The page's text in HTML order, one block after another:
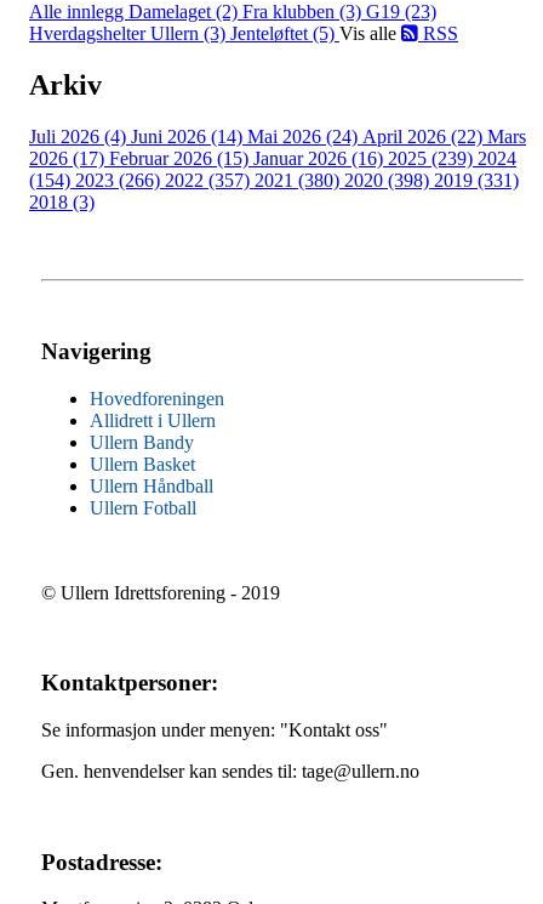
Alle innlegg Damelaget (2) Fra klubben (3) G19 (23)
Hverdagshelter Ullern (3) Jenteløftet (5) Vis alle RSS
Arkiv
Juli 2026 (4) Juni 2026 (14) Mai 2026 (24) April 2026 (22) Mars
2026 (17) Februar 2026 (15) Januar 2026 (16) 2025 (239) 2024
(154) 2023 (266) 2022 (357) 2021 (380) 2020 (398) 2019 (331)
2018 (3)
Navigering
Hovedforeningen
Allidrett i Ullern
Ullern Bandy
Ullern Basket
Ullern Håndball
Ullern Fotball
© Ullern Idrettsforening - 2019
Kontaktpersoner:
Se informasjon under menyen: "Kontakt oss"
Gen. henvendelser kan sendes til: tage@ullern.no
Postadresse: